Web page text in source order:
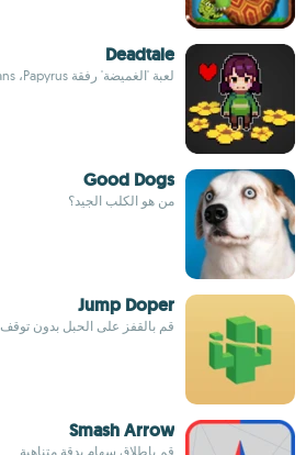
Deadtale
لعبة 'الغميضة' رفقة Sans ،Papyrus وأصدقائهما
Good Dogs
من هو الكلب الجيد؟
Jump Doper
قم بالقفز على الحبل بدون توقف
Smash Arrow
قم بإطلاق سهام بدقة متناهية